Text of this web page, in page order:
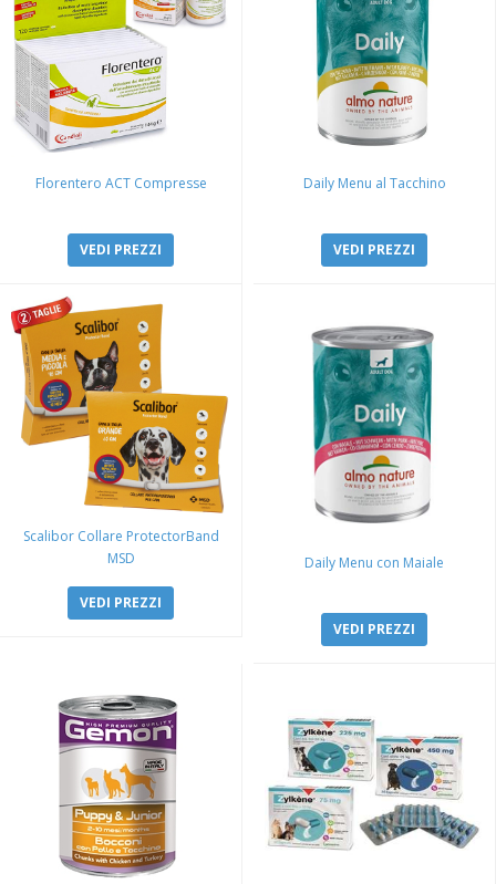
Florentero ACT Compresse
VEDI PREZZI
Daily Menu al Tacchino
VEDI PREZZI
Scalibor Collare ProtectorBand
MSD
VEDI PREZZI
Daily Menu con Maiale
VEDI PREZZI